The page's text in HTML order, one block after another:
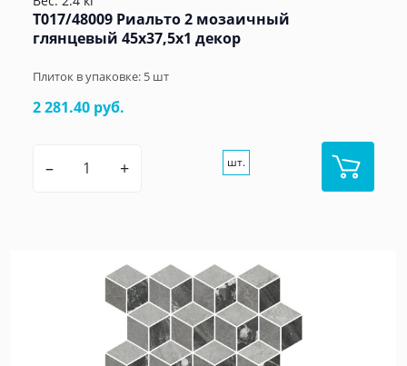
T017/48009 Риальто 2 мозаичный
глянцевый 45x37,5x1 декор
Плиток в упаковке: 5 шт
2 281.40 руб.
– + шт.